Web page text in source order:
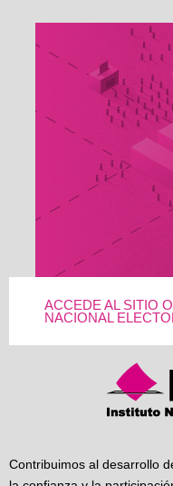
ACCEDE AL SITIO
NACIONAL
Contribuimos al desarrollo